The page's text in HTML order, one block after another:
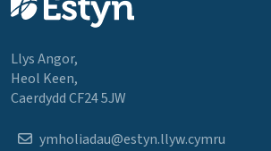
Llys Angor,
Heol Keen,
Caerdydd CF24 5JW
ymholiadau@estyn.llyw.cymru